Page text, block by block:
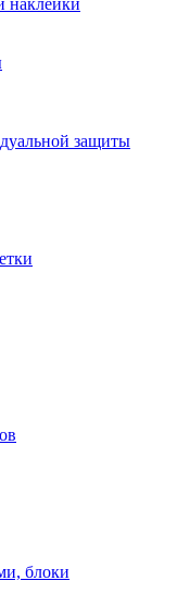
наклейки
защиты
блоки